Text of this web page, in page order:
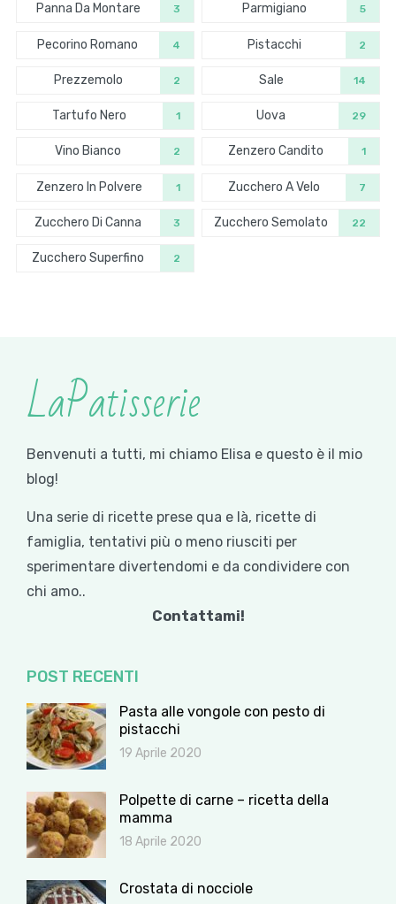
Panna Da Montare 3 Parmigiano 5
Pecorino Romano 4 Pistacchi 2
Prezzemolo 2 Sale 14
Tartufo Nero 1 Uova 29
Vino Bianco 2 Zenzero Candito 1
Zenzero In Polvere 1 Zucchero A Velo 7
Zucchero Di Canna 3 Zucchero Semolato 22
Zucchero Superfino 2
LaPatisserie
Benvenuti a tutti, mi chiamo Elisa e questo è il mio
blog!
Una serie di ricette prese qua e là, ricette di
famiglia, tentativi più o meno riusciti per
sperimentare divertendomi e da condividere con
chi amo..
Contattami!
POST RECENTI
Pasta alle vongole con pesto di
pistacchi
19 Aprile 2020
Polpette di carne – ricetta della
mamma
18 Aprile 2020
Crostata di nocciole